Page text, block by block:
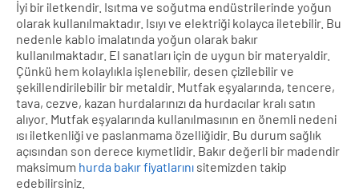
İyi bir iletkendir. Isıtma ve soğutma endüstrilerinde yoğun
olarak kullanılmaktadır. Isıyı ve elektriği kolayca iletebilir. Bu
nedenle kablo imalatında yoğun olarak bakır
kullanılmaktadır. El sanatları için de uygun bir materyaldir.
Çünkü hem kolaylıkla işlenebilir, desen çizilebilir ve
şekillendirilebilir bir metaldir. Mutfak eşyalarında, tencere,
tava, cezve, kazan hurdalarınızı da hurdacılar kralı satın
alıyor. Mutfak eşyalarında kullanılmasının en önemli nedeni
ısı iletkenliği ve paslanmama özelliğidir. Bu durum sağlık
açısından son derece kıymetlidir. Bakır değerli bir madendir
maksimum hurda bakır fiyatlarını sitemizden takip
edebilirsiniz.